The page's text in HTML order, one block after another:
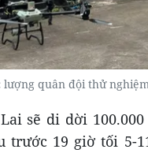
lượng quân đội thử
sẽ di dời
trước 19 giờ tối 5-